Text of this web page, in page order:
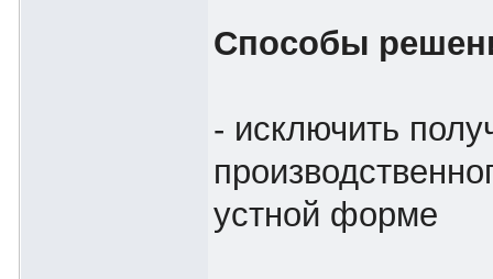
Способы
- исключить
устной форме